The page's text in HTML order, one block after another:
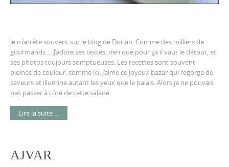
Je m’arrête souvent sur le blog de Dorian. Comme des milliers de
gourmands … J’adore ses textes, rien que pour ça il vaut le détour, et
ses photos toujours somptueuses. Les recettes sont souvent
pleines de couleur, comme ici. J’aime ce joyeux bazar qui regorge de
saveurs et illumine autant les yeux que le palais. Alors je ne pouvais
pas passer à côté de cette salade.
Lire la suite …
AJVAR